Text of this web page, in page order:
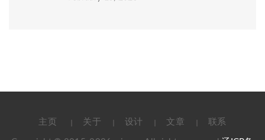
主页 关于 设计 文章 联系